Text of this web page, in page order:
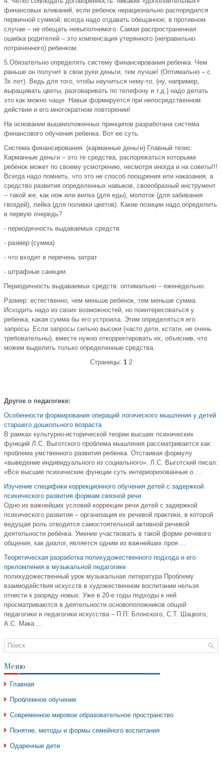
финансовых вливаний, если ребенок нерационально распорядился
первичной суммой; всегда надо отдавать обещанное, в противном
случае – не обещать невыполнимого. Самая распространенная
ошибка родителей – это компенсация утерянного (неправильно
потраченного) ребенком.
5.Обязательно определять систему финансирования ребенка. Чем
раньше он получит в свои руки деньги, тем лучше! (Оптимально – с
3х лет). Ведь для того, чтобы научиться чему-то, (ну, например,
выращивать цветы, разговаривать по телефону и т.д.) надо делать
это как можно чаще. Навык формируется при непосредственном
действии и его многократном повторении!
На основании вышеизложенных принципов разработана система
финансового обучения ребенка. Вот ее суть.
Система финансирования. (карманные деньги) Главный тезис:
Карманные деньги – это те средства, распоряжаться которыми
ребенок может по своему усмотрению, несмотря иногда и на советы!!!
Всегда надо помнить, что это не способ поощрения или наказания, а
средство развития определенных навыков, своеобразный инструмент
– такой же, как нож или вилка (для еды), молоток (для забивания
гвоздей), лейка (для поливки цветов). Какие позиции надо определить
в первую очередь?
- периодичность выдаваемых средств
- размер (сумма)
- что входит в перечень затрат
- штрафные санкции.
Периодичность выдаваемых средств: оптимально – еженедельно.
Размер: естественно, чем меньше ребенок, тем меньше сумма.
Исходить надо из своих возможностей, но поинтересоваться у
ребенка, какая сумма бы его устроила. Этим определяться его
запросы. Если запросы сильно высоки (часто дети, кстати, не очень
требовательны), вместе нужно откорректировать их, объяснив, что
можем выделить только определенные средства.
Страницы: 1 2
Другое о педагогике:
Особенности формирования операций логического мышления у детей
старшего дошкольного возраста
В рамках культурно-исторической теории высших психических
функций Л.С. Выготского проблема мышления рассматривается как
проблема умственного развития ребенка. Отстаивая формулу
«выведение индивидуального из социального». Л.С. Выготский писал:
«Все высшие психические функции суть интериоризованные о ...
Изучение специфики коррекционного обучения детей с задержкой
психического развития формам связной речи
Одно из важнейших условий коррекции речи детей с задержкой
психического развития – организация их речевой практики, в которой
ведущая роль отводится самостоятельной активной речевой
деятельности ребёнка. Умение участвовать в такой форме речевого
общения, как диалог, является одним из важнейших проя ...
Теоретическая разработка полихудожественного подхода и его
преломления в музыкальной педагогике
полихудожественный урок музыкальная литература Проблему
взаимодействия искусств в художественном воспитании нельзя
отнести к разряду новых. Уже в 20-е годы подходы к ней
просматриваются в деятельности основоположников общей
педагогики и педагогики искусства – П.П. Блонского, С.Т. Шацкого,
А.С. Мака ...
Меню
Главная
Проблемное обучение
Современное мировое образовательное пространство
Понятие, методы и формы семейного воспитания
Одаренные дети